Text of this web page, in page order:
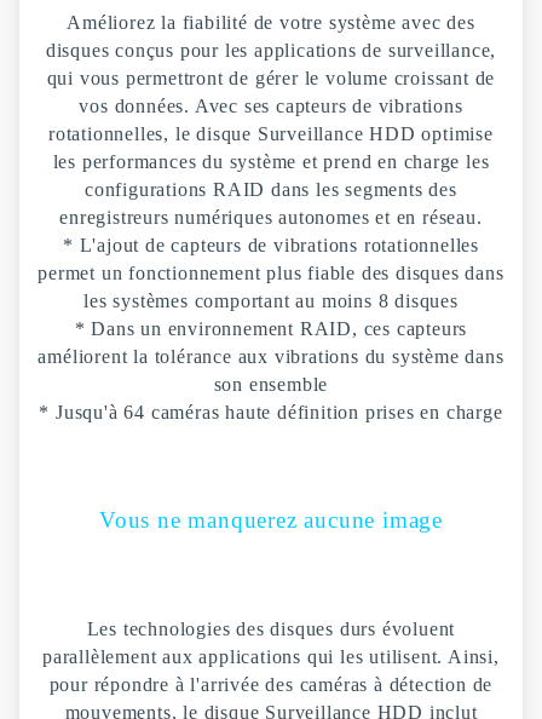
Améliorez la fiabilité de votre système avec des
disques conçus pour les applications de surveillance,
qui vous permettront de gérer le volume croissant de
vos données. Avec ses capteurs de vibrations
rotationnelles, le disque Surveillance HDD optimise
les performances du système et prend en charge les
configurations RAID dans les segments des
enregistreurs numériques autonomes et en réseau.
* L'ajout de capteurs de vibrations rotationnelles
permet un fonctionnement plus fiable des disques dans
les systèmes comportant au moins 8 disques
* Dans un environnement RAID, ces capteurs
améliorent la tolérance aux vibrations du système dans
son ensemble
* Jusqu'à 64 caméras haute définition prises en charge
Vous ne manquerez aucune image
Les technologies des disques durs évoluent
parallèlement aux applications qui les utilisent. Ainsi,
pour répondre à l'arrivée des caméras à détection de
mouvements, le disque Surveillance HDD inclut